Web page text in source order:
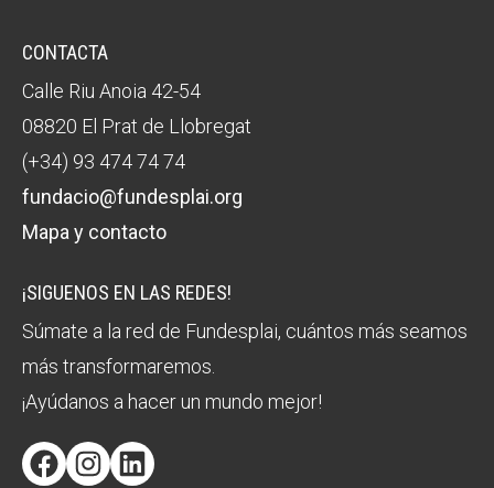
CONTACTA
Calle Riu Anoia 42-54
08820 El Prat de Llobregat
(+34) 93 474 74 74
fundacio@fundesplai.org
Mapa y contacto
¡SIGUENOS EN LAS REDES!
Súmate a la red de Fundesplai, cuántos más seamos
más transformaremos.
¡Ayúdanos a hacer un mundo mejor!
FacebookInstagram
LinkedIn